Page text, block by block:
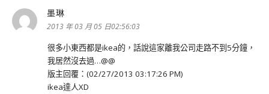
墨琳
示:
2013 年 03 月 05 日02:56:03
很多小東西都是ikea的，話說這家離我公司走路不到5分鐘，
我居然沒去過…@@
版主回覆：(02/27/2013 03:17:26 PM)
ikea達人XD